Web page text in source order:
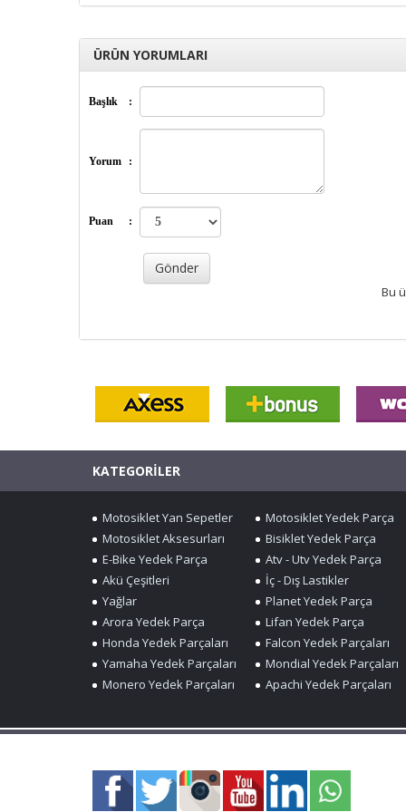
ÜRÜN YORUMLARI
Başlık :
Yorum :
Puan :
Bu
KATEGORİLER
Motosiklet Yan Sepetler
Motosiklet Yedek Parça
Motosiklet Aksesurları
Bisiklet Yedek Parça
E-Bike Yedek Parça
Atv - Utv Yedek Parça
Akü Çeşitleri
İç - Dış Lastikler
Yağlar
Planet Yedek Parça
Arora Yedek Parça
Lifan Yedek Parça
Honda Yedek Parçaları
Falcon Yedek Parçaları
Yamaha Yedek Parçaları
Mondial Yedek Parçaları
Monero Yedek Parçaları
Apachi Yedek Parçaları